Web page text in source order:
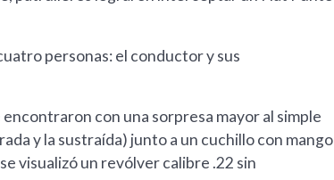
personas: el conductor y sus
con una sorpresa mayor al simple
y la sustraída) junto a un cuchillo con mango
visualizó un revólver calibre .22 sin